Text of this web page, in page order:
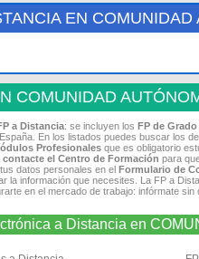
EN
COMUNIDAD
a Distancia: se incluyen los FP de
En los listados puedes buscar los
Profesionales que es obligatorio
contacte el Centro de Formación para
datos personales en el Formulario de
la información que necesites. La FP a
en el mercado de trabajo: infórmate sin
a Distancia en